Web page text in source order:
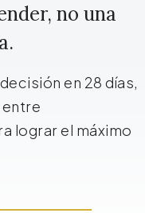
no una
en 28 días,
lograr el máximo